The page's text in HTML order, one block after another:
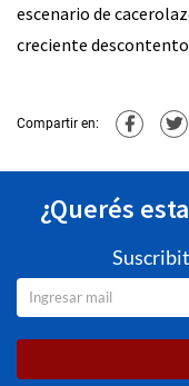
escenario de
creciente
Compartir en:
¿Querés